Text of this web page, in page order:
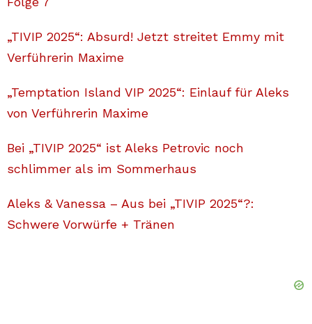
„TIVIP 2025“: Absurd! Jetzt streitet Emmy mit
Verführerin Maxime
„Temptation Island VIP 2025“: Einlauf für Aleks
von Verführerin Maxime
Bei „TIVIP 2025“ ist Aleks Petrovic noch
schlimmer als im Sommerhaus
Aleks & Vanessa – Aus bei „TIVIP 2025“?:
Schwere Vorwürfe + Tränen